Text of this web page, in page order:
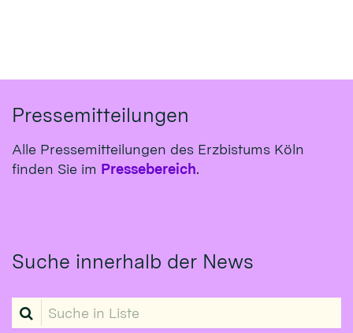
Pressemitteilungen
Alle Pressemitteilungen des Erzbistums Köln
finden Sie im Pressebereich.
Suche innerhalb der News
Suche in Liste